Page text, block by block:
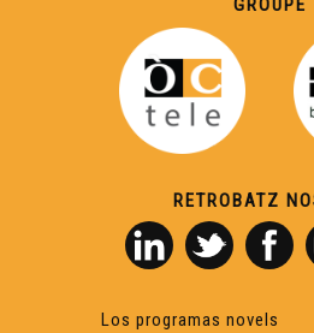
D'ÒC Show 27 : Occitan e
D'ÒC Show 28 : Lemosin,
D'ÒC Show 29 : "Mai 68,
D'ÒC Show 30 : Un repais
GROUPE
RETROBATZ
Los programas novels